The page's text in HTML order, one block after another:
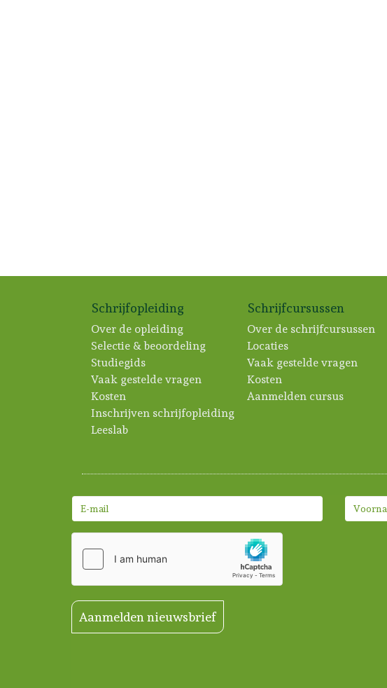
Schrijfopleiding
Over de opleiding
Selectie & beoordeling
Studiegids
Vaak gestelde vragen
Kosten
Inschrijven schrijfopleiding
Leeslab
Schrijfcursussen
Over de schrijfcursussen
Locaties
Vaak gestelde vragen
Kosten
Aanmelden cursus
Aanmelden nieuwsbrief